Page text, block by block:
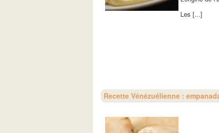
Les [...]
Recette Vénézuélienne :